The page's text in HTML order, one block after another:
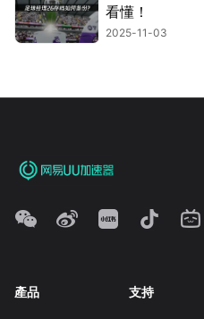
看懂！
2025-11-03
產品 支持